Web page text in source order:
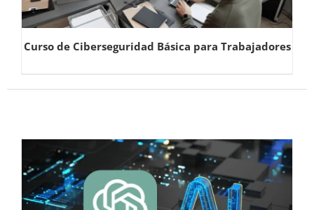
Curso de Ciberseguridad Básica para Trabajadores